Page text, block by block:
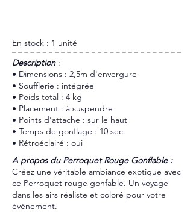
En stock : 1 unité
​Description:
• Dimensions : 2,5m d'envergure
• Soufflerie : intégrée
• Poids total : 4 kg
• Placement : à suspendre
• Points d'attache : sur le haut
• Temps de gonflage : 10 sec.
• Rétroéclairé : oui
A propos du Perroquet Rouge Gonflable :
Créez une véritable ambiance exotique avec
ce Perroquet rouge gonfable. Un voyage
dans les airs réaliste et coloré pour votre
événement.